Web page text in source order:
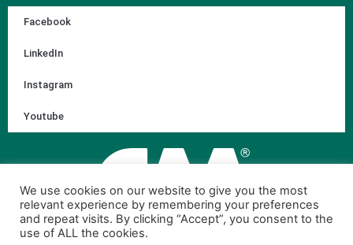
Facebook
LinkedIn
Instagram
Youtube
We use cookies on our website to give you the most
relevant experience by remembering your preferences
and repeat visits. By clicking “Accept”, you consent to the
use of ALL the cookies.